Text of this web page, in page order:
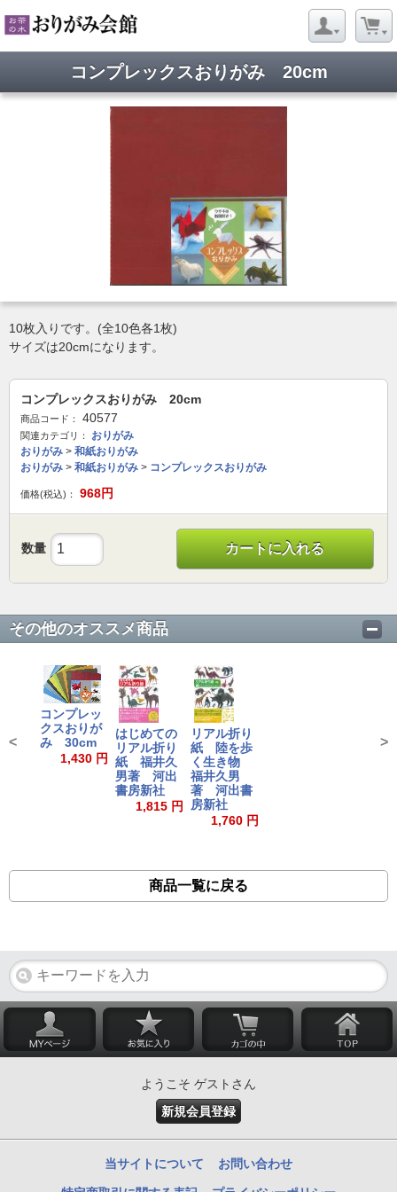
コンプレックスおりがみ 20cm
10枚入りです。(全10色各1枚)
サイズは20cmになります。
コンプレックスおりがみ 20cm
商品コード： 40577
関連カテゴリ：
おりがみ
おりがみ > 和紙おりがみ
おりがみ > 和紙おりがみ > コンプレックスおりがみ
価格(税込)： 968円
数量 カートに入れる
その他のオススメ商品
コンプレッ
クスおりが
み 30cm
1,430 円
はじめての
リアル折り
紙 福井久
男著 河出
書房新社
1,815 円
リアル折り
紙 陸を歩
く生き物
福井久男
著 河出書
房新社
1,760 円
< >
商品一覧に戻る
ようこそ ゲストさん
新規会員登録
当サイトについて お問い合わせ